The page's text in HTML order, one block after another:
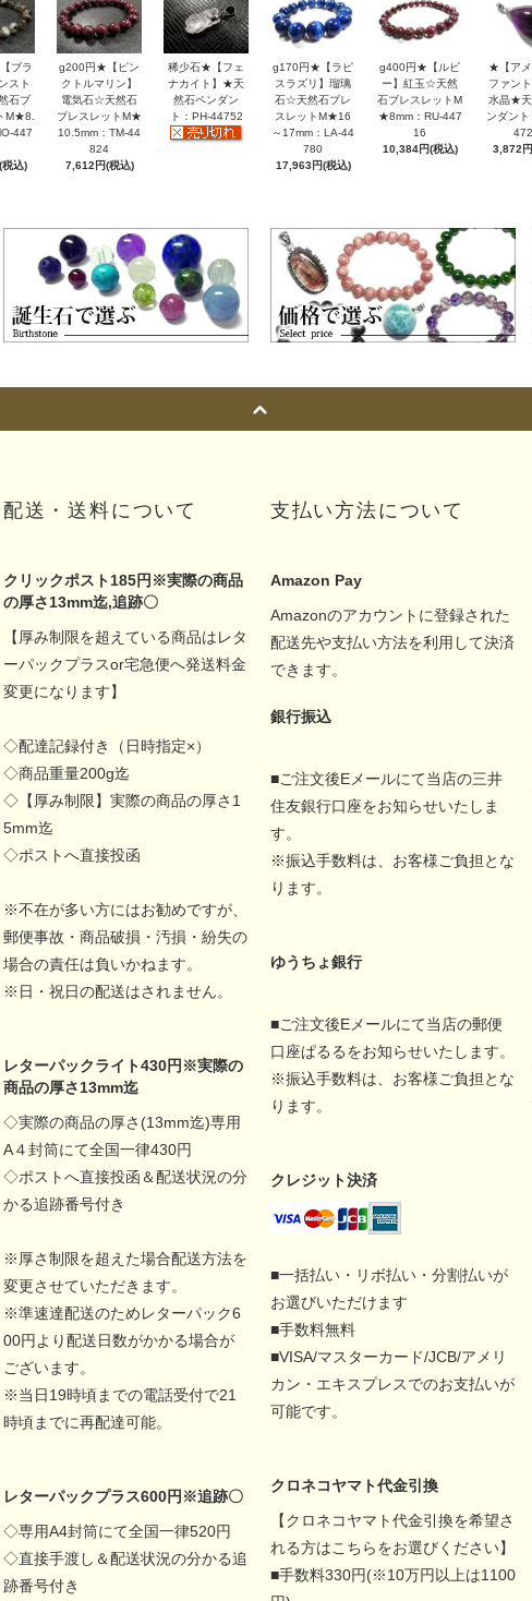
ブラ
スト
石ブ
M★8.
447
込)
g200円★【ピン
クトルマリン】
電気石☆天然石
ブレスレットM★
10.5mm：TM-44
824
7,612円(税込)
稀少石★【フェ
ナカイト】★天
然石ペンダン
ト：PH-44752
g170円★【ラピ
スラズリ】瑠璃
石☆天然石ブレ
スレットM★16
～17mm：LA-44
780
17,963円(税込)
g400円★【ルビ
ー】紅玉☆天然
石ブレスレットM
★8mm：RU-447
16
10,384円(税込)
★【アメ
ファン
水晶★天
ンダン
3,872
配送・送料について
クリックポスト185円※実際の商品
の厚さ13mm迄,追跡〇
【厚み制限を超えている商品はレタ
ーパックプラスor宅急便へ発送料金
変更になります】
◇配達記録付き（日時指定×）
◇商品重量200g迄
◇【厚み制限】実際の商品の厚さ1
5mm迄
◇ポストへ直接投函
※不在が多い方にはお勧めですが、
郵便事故・商品破損・汚損・紛失の
場合の責任は負いかねます。
※日・祝日の配送はされません。
レターパックライト430円※実際の
商品の厚さ13mm迄
◇実際の商品の厚さ(13mm迄)専用
A４封筒にて全国一律430円
◇ポストへ直接投函＆配送状況の分
かる追跡番号付き
※厚さ制限を超えた場合配送方法を
変更させていただきます。
※準速達配送のためレターパック6
00円より配送日数がかかる場合が
ございます。
※当日19時頃までの電話受付で21
時頃までに再配達可能。
レターパックプラス600円※追跡〇
◇専用A4封筒にて全国一律520円
◇直接手渡し＆配送状況の分かる追
跡番号付き
支払い方法について
Amazon Pay
Amazonのアカウントに登録された
配送先や支払い方法を利用して決済
できます。
銀行振込
■ご注文後Eメールにて当店の三井
住友銀行口座をお知らせいたしま
す。
※振込手数料は、お客様ご負担とな
ります。
ゆうちょ銀行
■ご注文後Eメールにて当店の郵便
口座ぱるるをお知らせいたします。
※振込手数料は、お客様ご負担とな
ります。
クレジット決済
■一括払い・リボ払い・分割払いが
お選びいただけます
■手数料無料
■VISA/マスターカード/JCB/アメリ
カン・エキスプレスでのお支払いが
可能です。
クロネコヤマト代金引換
【クロネコヤマト代金引換を希望さ
れる方はこちらをお選びください】
■手数料330円(※10万円以上は1100